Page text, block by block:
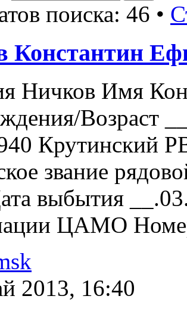
поиска: 46 •
Константин
Ничков Имя
Возраст
Крутинский
звание
выбытия
ЦАМО
2013, 16:40